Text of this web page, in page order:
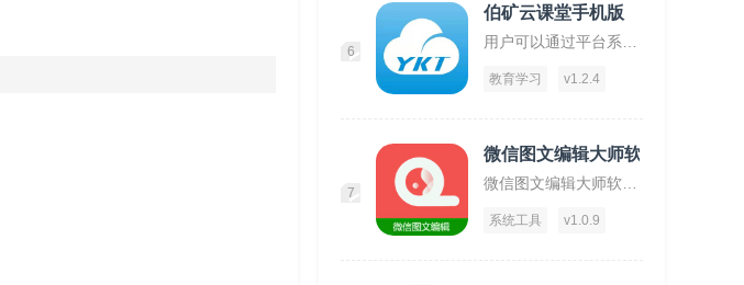
6
伯矿云课堂手机版
教育学习 v1.2.4
7
微信图文编辑大师软件
系统工具 v1.0.9